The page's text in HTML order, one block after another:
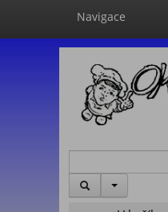
Navigace